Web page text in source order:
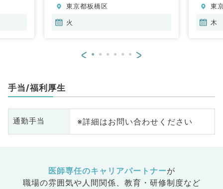
東京都板橋区
火
東
木
< >
手当/福利厚生
通勤手当 ※詳細はお問い合わせください
医師専任のキャリアパートナーが
職場の雰囲気や人間関係、 教育・研修制度など